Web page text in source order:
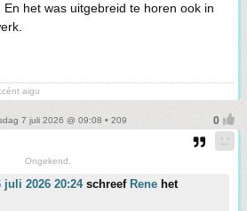
het was uitgebreid te horen ook in
aigu
7 juli 2026 @ 09:08 • 209
Ongekend.
juli 2026 20:24schreef Rene het